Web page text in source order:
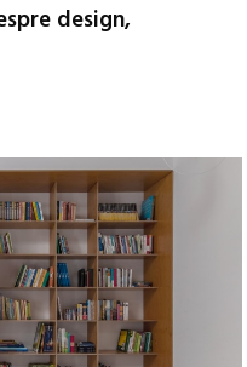
design,